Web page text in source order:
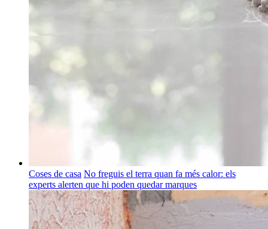
Coses de casa No freguis el terra quan fa més calor: els
experts alerten que hi poden quedar marques